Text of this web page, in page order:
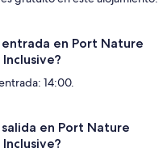
en Port Nature
14:00.
en Port Nature